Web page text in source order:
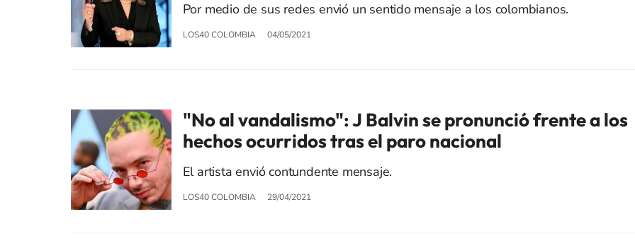
Por medio de sus redes envió un sentido mensaje a los colombianos.
LOS40 COLOMBIA 04/05/2021
"No al vandalismo": J Balvin se pronunció frente a los
hechos ocurridos tras el paro nacional
El artista envió contundente mensaje.
LOS40 COLOMBIA 29/04/2021